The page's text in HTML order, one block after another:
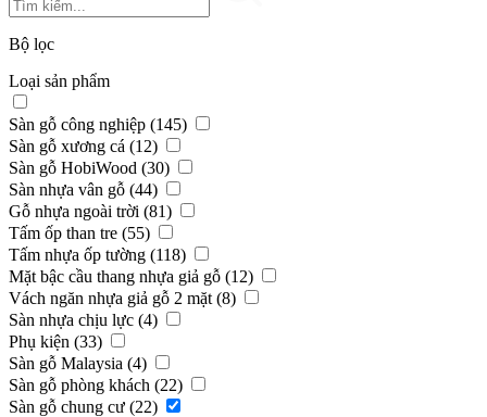
Bộ lọc
Loại sản phẩm
Sàn gỗ công nghiệp (145)
Sàn gỗ xương cá (12)
Sàn gỗ HobiWood (30)
Sàn nhựa vân gỗ (44)
Gỗ nhựa ngoài trời (81)
Tấm ốp than tre (55)
Tấm nhựa ốp tường (118)
Mặt bậc cầu thang nhựa giả gỗ (12)
Vách ngăn nhựa giả gỗ 2 mặt (8)
Sàn nhựa chịu lực (4)
Phụ kiện (33)
Sàn gỗ Malaysia (4)
Sàn gỗ phòng khách (22)
Sàn gỗ chung cư (22)